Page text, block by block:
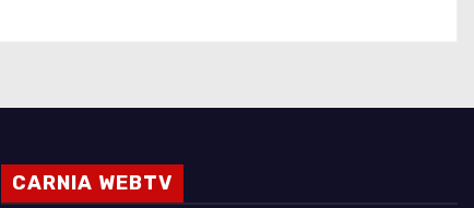
CARNIA WEBTV